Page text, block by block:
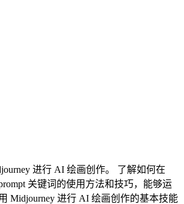
进行 AI 绘画创作。 了解如何在
关键词的使用方法和技巧，能够运
Midjourney 进行 AI 绘画创作的基本技能